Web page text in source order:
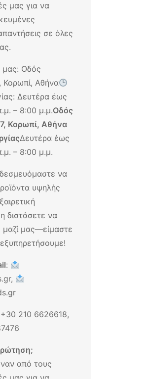
μας για να
σε όλες
μας: Οδός
Κορωπί, Αθήνα
Δευτέρα έως
– 8:00 μ.μ.Οδός
Κορωπί, Αθήνα
Δευτέρα έως
– 8:00 μ.μ.
να
υψηλής
διστάσετε να
μαζί μας—είμαστε
:
+30 210 6626618,
από τους